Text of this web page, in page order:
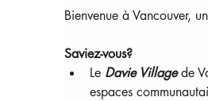
Bienvenue à Vancouver,
Saviez-vous?
Le Davie Village de
espaces